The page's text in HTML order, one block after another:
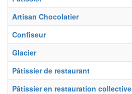
Artisan Chocolatier
Confiseur
Glacier
Pâtissier de restaurant
Pâtissier en restauration collective